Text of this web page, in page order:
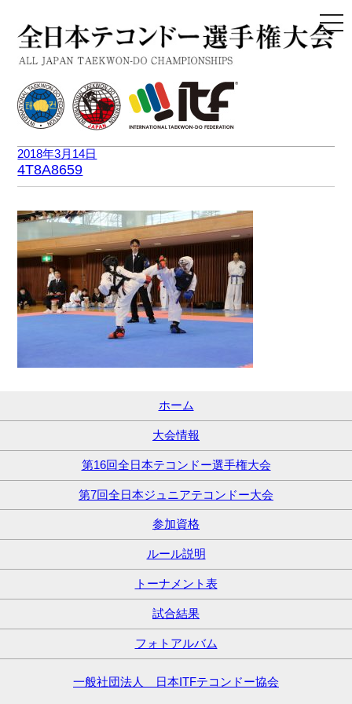
2018年3月14日
4T8A8659
ホーム
大会情報
第16回全日本テコンドー選手権大会
第7回全日本ジュニアテコンドー大会
参加資格
ルール説明
トーナメント表
試合結果
フォトアルバム
一般社団法人 日本ITFテコンドー協会